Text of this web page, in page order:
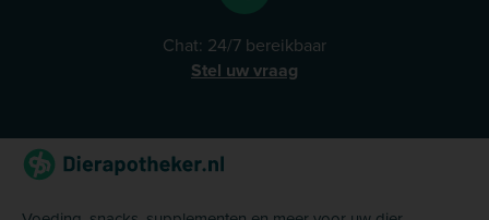
Chat: 24/7 bereikbaar
Stel uw vraag